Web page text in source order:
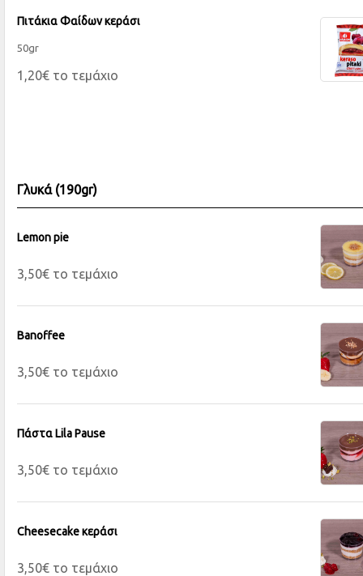
Πιτάκια Φαίδων κεράσι
50gr
1,20€ το τεμάχιο
Γλυκά (190gr)
Lemon pie
3,50€ το τεμάχιο
Banoffee
3,50€ το τεμάχιο
Πάστα Lila Pause
3,50€ το τεμάχιο
Cheesecake κεράσι
3,50€ το τεμάχιο